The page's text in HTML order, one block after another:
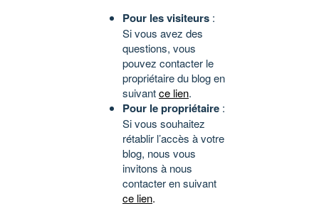
Pour les visiteurs :
Si vous avez des
questions, vous
pouvez contacter le
propriétaire du blog en
suivantce lien.
Pour le propriétaire :
Si vous souhaitez
rétablir l’accès à votre
blog, nous vous
invitons à nous
contacter en suivant
ce lien.